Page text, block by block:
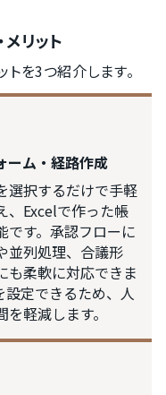
リット
を3つ紹介します。
ーム・経路作成
選択するだけで手軽
、Excelで作った帳
です。承認フローに
並列処理、合議形
も柔軟に対応できま
定できるため、人
軽減します。